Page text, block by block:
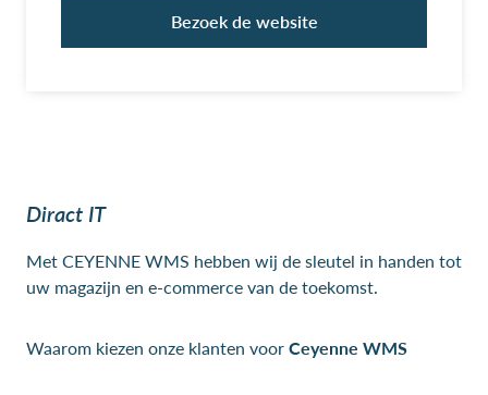
Bezoek de website
Diract IT
Met CEYENNE WMS hebben wij de sleutel in handen tot
uw magazijn en e-commerce van de toekomst.
Waarom kiezen onze klanten voorCeyenne WMS